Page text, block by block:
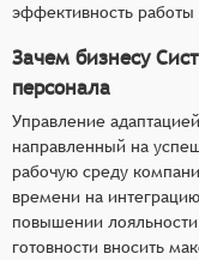
эффективность
Зачем бизнесу
персонала
Управление
направленный на
рабочую среду
времени на
повышении
готовности вносить